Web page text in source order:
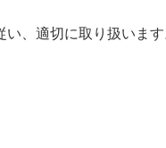
、適切に取り扱います